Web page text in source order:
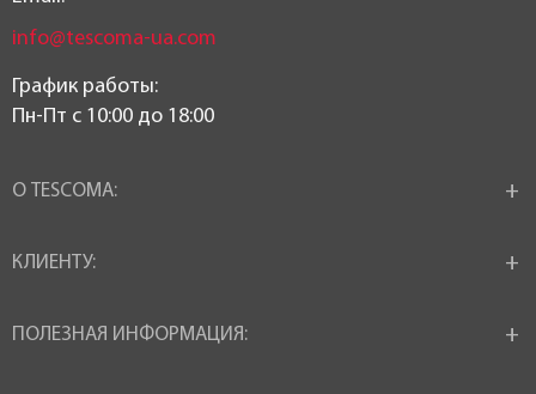
info@tescoma-ua.com
График работы:
Пн-Пт c 10:00 до 18:00
О TESCOMA:
КЛИЕНТУ:
ПОЛЕЗНАЯ ИНФОРМАЦИЯ: